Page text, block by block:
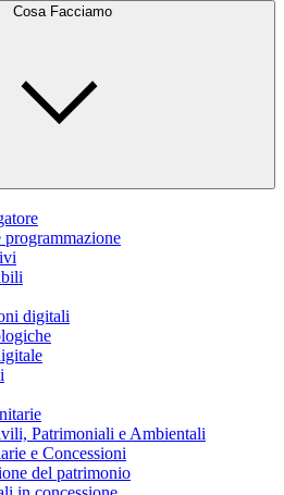
Cosa Facciamo
digitali
Patrimoniali e Ambientali
e Concessioni
del patrimonio